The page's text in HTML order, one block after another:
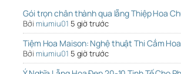
Gói trọn chân thành qua lẵng Thiệp Hoa
Bởi miumiu01 5 giờ trước
Tiệm Hoa Maison: Nghệ thuật Thi Cắm
Bởi miumiu01 5 giờ trước